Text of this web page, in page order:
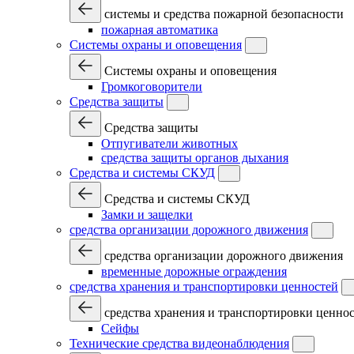
системы и средства пожарной безопасности
пожарная автоматика
Системы охраны и оповещения
Системы охраны и оповещения
Громкоговорители
Средства защиты
Средства защиты
Отпугиватели животных
средства защиты органов дыхания
Средства и системы СКУД
Средства и системы СКУД
Замки и защелки
средства организации дорожного движения
средства организации дорожного движения
временные дорожные ограждения
средства хранения и транспортировки ценностей
средства хранения и транспортировки
Сейфы
Технические средства видеонаблюдения